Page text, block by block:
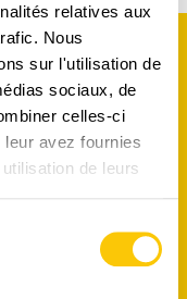
relatives aux
Nous
sur l'utilisation de
sociaux, de
celles-ci
avez fournies
de leurs
recevoir nos offres